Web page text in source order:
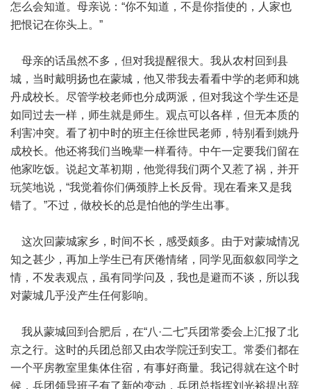
怎么会知道。母亲说：“你不知道，不是你指使的，人家也
把恨记在你头上。”
母亲的话虽然不多，但对我提醒很大。我从农村回到县
城，当时戴明扬也在蒙城，他又带我去看看中学的老师和姚
丹成校长。尽管学校老师也分成两派，但对我这个学生还是
如同过去一样，师生就是师生。观点可以各样，但无本质的
利害冲突。看了初中时的班主任徐世民老师，特别看到姚丹
成校长。他还将我们当晚辈一样看待。中午一定要我们留在
他家吃饭。说起文革初期，他觉得我们两个又惹了祸，并开
玩笑地说，“我觉着你们俩颈脖上长反骨。现在看来又是我
错了。”不过，做校长的总是怕他的学生出事。
这次回蒙城家乡，时间不长，感受颇多。由于对蒙城情况
知之甚少，再加上学生已有厌倦情绪，同学见面叙叙同学之
情，不发表观点，虽有同学问及，我也是避而不谈，所以我
对蒙城几乎没产生任何影响。
我从蒙城回到合肥后，在“八·二七”兵团常委会上汇报了北
京之行。这时的兵团总部又由农学院迁到安工。常委们都在
一个平房教室里集体住宿，有事好商量。我记得就在这个时
候，兵团领导班子有了新的变动，兵团总指挥刘光裕提出辞